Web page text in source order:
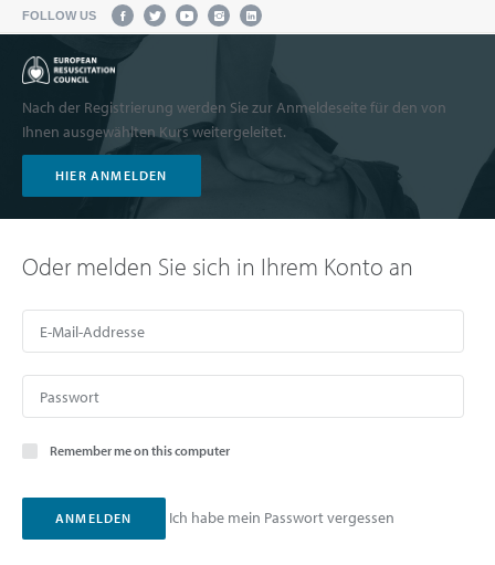
FOLLOW US
Nach der Registrierung werden Sie zur Anmeldeseite für den von
Ihnen ausgewählten Kurs weitergeleitet.
HIER ANMELDEN
Oder melden Sie sich in Ihrem Konto an
Remember me on this computer
Ich habe mein Passwort vergessen